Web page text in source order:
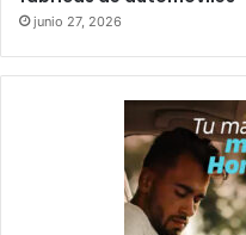
junio 27, 2026